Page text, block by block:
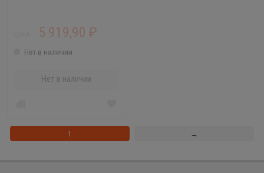
5 919,90 ₽
Нет в наличии
Нет в наличии
1 →